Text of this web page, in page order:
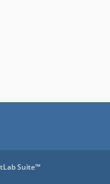
Suite™